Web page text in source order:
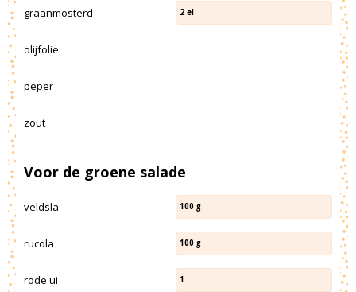
graanmosterd 2 el
olijfolie
peper
zout
Voor de groene salade
veldsla 100 g
rucola 100 g
rode ui 1